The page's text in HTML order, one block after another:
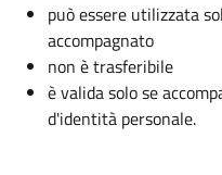
può essere utilizzata
accompagnato
non è trasferibile
è valida solo se
d'identità personale.